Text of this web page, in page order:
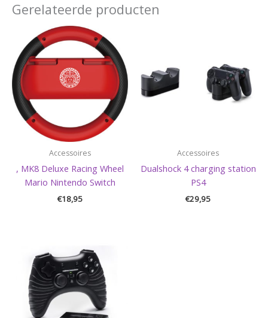
Gerelateerde producten
Accessoires
, MK8 Deluxe Racing Wheel
Mario Nintendo Switch
€18,95
Accessoires
Dualshock 4 charging station
PS4
€29,95